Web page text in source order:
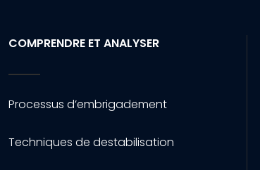
COMPRENDRE ET ANALYSER
Processus d’embrigadement
Techniques de destabilisation